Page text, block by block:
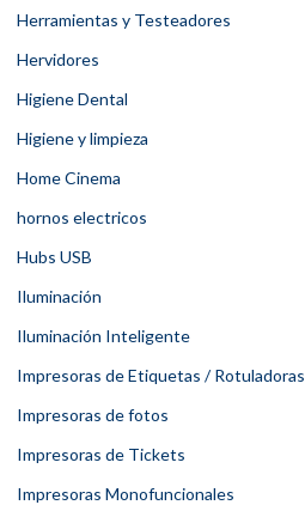
Herramientas y Testeadores
Hervidores
Higiene Dental
Higiene y limpieza
Home Cinema
hornos electricos
Hubs USB
Iluminación
Iluminación Inteligente
Impresoras de Etiquetas / Rotuladoras
Impresoras de fotos
Impresoras de Tickets
Impresoras Monofuncionales